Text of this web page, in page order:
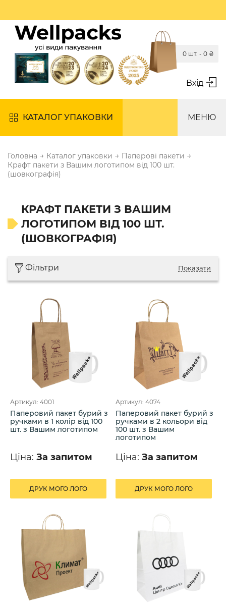
Вхід
0 шт. - 0 ₴
КАТАЛОГ УПАКОВКИ МЕНЮ
Головна → Каталог упаковки → Паперові пакети →
Крафт пакети з Вашим логотипом від 100 шт.
(шовкографія)
КРАФТ ПАКЕТИ З ВАШИМ
ЛОГОТИПОМ ВІД 100 ШТ.
(ШОВКОГРАФІЯ)
Фільтри Показати
Артикул: 4001
Паперовий пакет бурий з
ручками в 1 колір від 100
шт. з Вашим логотипом
Ціна: За запитом
ДРУК МОГО ЛОГО
Артикул: 4074
Паперовий пакет бурий з
ручками в 2 кольори від
100 шт. з Вашим
логотипом
Ціна: За запитом
ДРУК МОГО ЛОГО